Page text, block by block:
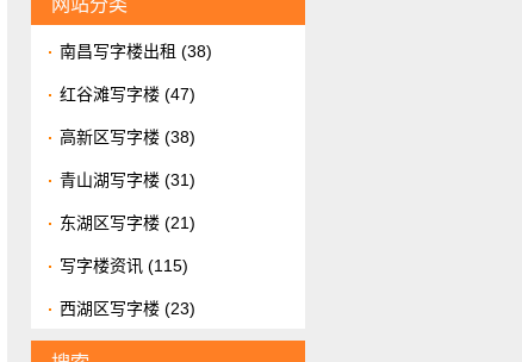
南昌写字楼出租 (38)
红谷滩写字楼 (47)
高新区写字楼 (38)
青山湖写字楼 (31)
东湖区写字楼 (21)
写字楼资讯 (115)
西湖区写字楼 (23)